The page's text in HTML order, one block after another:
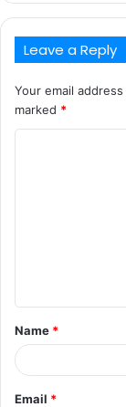
Leave a Reply
Your email
marked *
t
*
Name *
Email *